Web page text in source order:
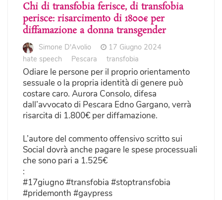
Chi di transfobia ferisce, di transfobia
perisce: risarcimento di 1800€ per
diffamazione a donna transgender
Simone D'Avolio
17 Giugno 2024
hate speech
Pescara transfobia
Odiare le persone per il proprio orientamento
sessuale o la propria identità di genere può
costare caro. Aurora Consolo, difesa
dall’avvocato di Pescara Edno Gargano, verrà
risarcita di 1.800€ per diffamazione.
L’autore del commento offensivo scritto sui
Social dovrà anche pagare le spese processuali
che sono pari a 1.525€
:
#17giugno #transfobia #stoptransfobia
#pridemonth #gaypress